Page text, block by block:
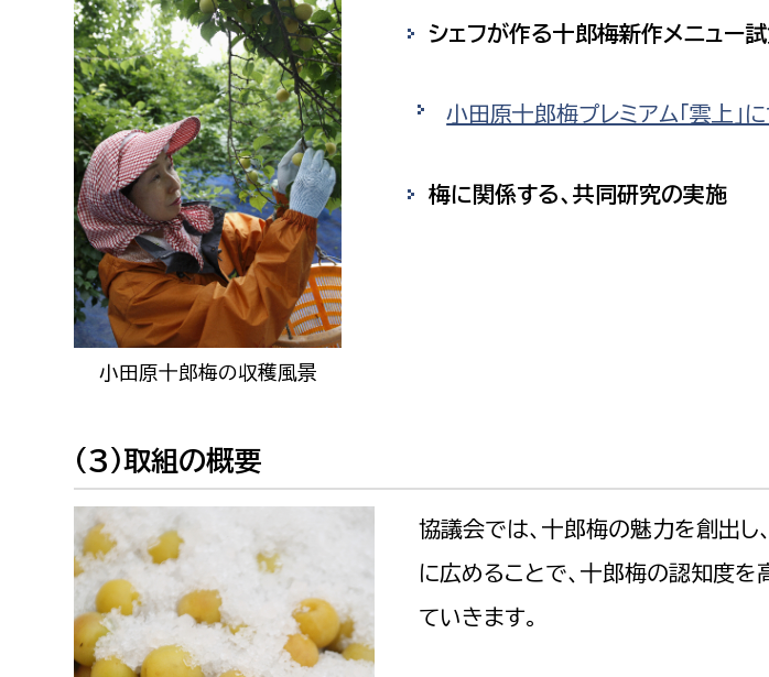
水道整備課
下水道整備課
浄水管理課
農業委員会事務局
農業委員会事務局 議会総務課
小田原十郎梅の収穫風景
シェフが作る十郎梅新作メニュー
小田原十郎梅プレミアム「雲上」
梅に関係する、共同研究の実施
(3)取組の概要
協議会では、十郎梅の魅力を創出し
に広めることで、十郎梅の認知度を
ていきます。